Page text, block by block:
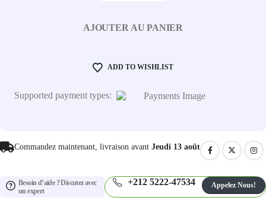
AJOUTER AU PANIER
ADD TO WISHLIST
Supported payment types:
Commandez maintenant, livraison avant Jeudi 13 août
Besoin d’aide ? Discutez avec
un expert
+212 5222-47534 Appelez Nous!